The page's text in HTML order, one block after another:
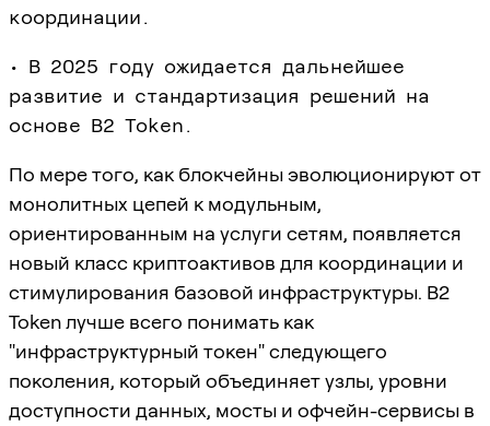
координации.
• В 2025 году ожидается дальнейшее
развитие и стандартизация решений на
основе B2 Token.
По мере того, как блокчейны эволюционируют от
монолитных цепей к модульным,
ориентированным на услуги сетям, появляется
новый класс криптоактивов для координации и
стимулирования базовой инфраструктуры. B2
Token лучше всего понимать как
"инфраструктурный токен" следующего
поколения, который объединяет узлы, уровни
доступности данных, мосты и офчейн-сервисы в